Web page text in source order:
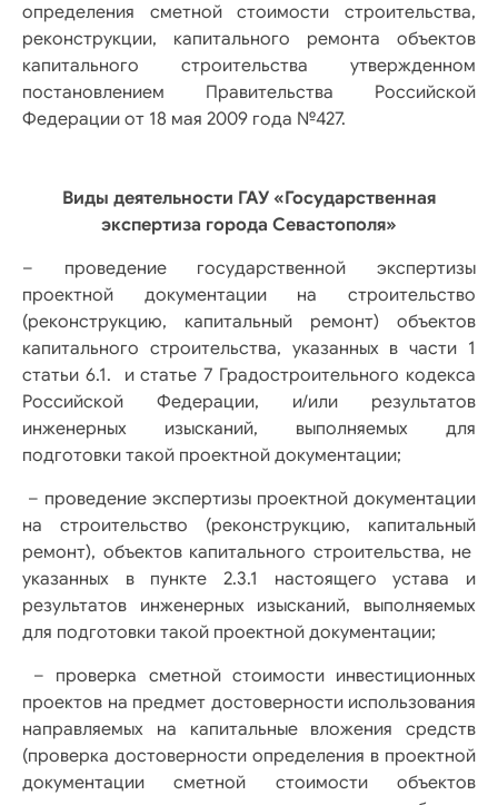
определения сметной стоимости строительства,
реконструкции, капитального ремонта объектов
капитального строительства утвержденном
постановлением Правительства Российской
Федерации от 18 мая 2009 года №427.
Виды деятельности ГАУ «Государственная
экспертиза города Севастополя»
– проведение государственной экспертизы
проектной документации на строительство
(реконструкцию, капитальный ремонт) объектов
капитального строительства, указанных в части 1
статьи 6.1. и статье 7 Градостроительного кодекса
Российской Федерации, и/или результатов
инженерных изысканий, выполняемых для
подготовки такой проектной документации;
– проведение экспертизы проектной документации
на строительство (реконструкцию, капитальный
ремонт), объектов капитального строительства, не
указанных в пункте 2.3.1 настоящего устава и
результатов инженерных изысканий, выполняемых
для подготовки такой проектной документации;
– проверка сметной стоимости инвестиционных
проектов на предмет достоверности использования
направляемых на капитальные вложения средств
(проверка достоверности определения в проектной
документации сметной стоимости объектов